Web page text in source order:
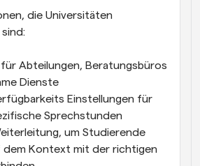
die Universitäten
für Abteilungen, Beratungsbüros
Dienste
Einstellungen für
Sprechstunden
um Studierende
dem Kontext mit der richtigen